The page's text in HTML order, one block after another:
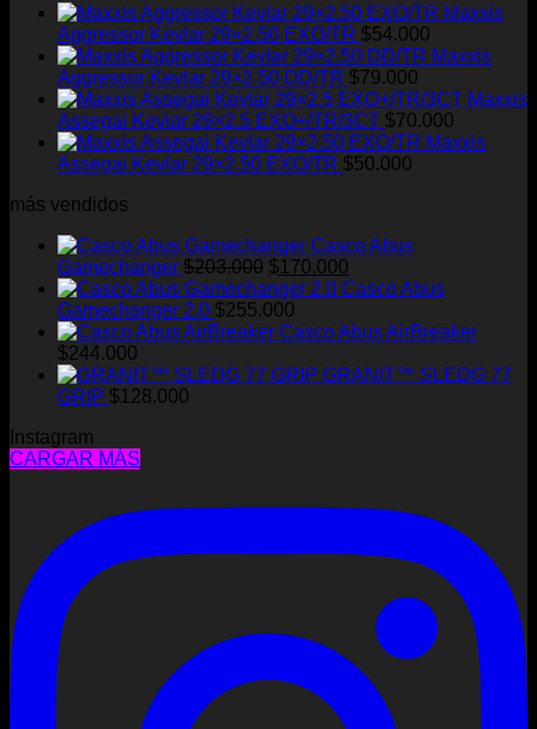
Maxxis
Aggressor Kevlar 29×2.50 EXO/TR $54.000
Maxxis
Aggressor Kevlar 29×2.50 DD/TR $79.000
Maxxis
Assegai Kevlar 29×2.5 EXO+/TR/3CT $70.000
Maxxis
Assegai Kevlar 29×2.50 EXO/TR $50.000
más vendidos
Casco Abus
Gamechanger $203.000 El
precio
original
era:
$170.000
precio
es:
Casco Abus
Gamechanger 2.0 $255.000
Casco Abus AirBreaker
$244.000
GRANIT™ SLEDG 77
GRIP $128.000
Instagram
CARGAR MÁS